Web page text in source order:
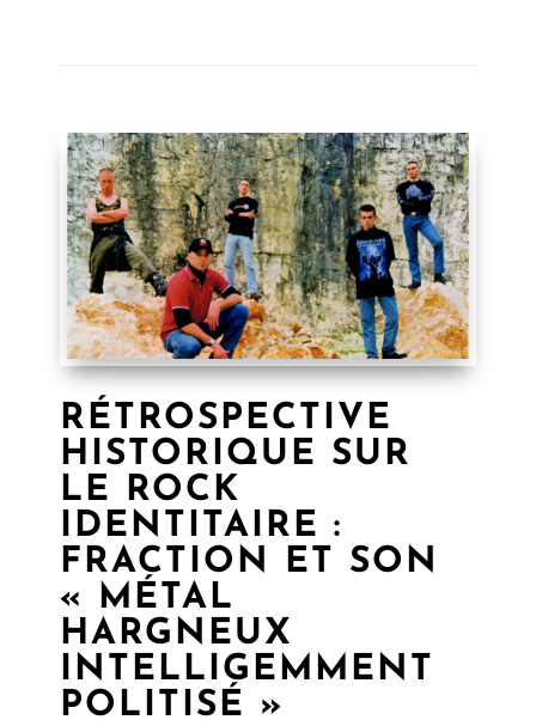
RÉTROSPECTIVE
HISTORIQUE SUR
LE ROCK
IDENTITAIRE :
FRACTION ET SON
« MÉTAL
HARGNEUX
INTELLIGEMMENT
POLITISÉ »